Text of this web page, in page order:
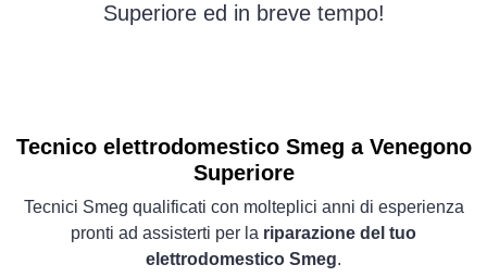
Superiore ed in breve tempo!
Tecnico elettrodomestico Smeg a Venegono
Superiore
Tecnici Smeg qualificati con molteplici anni di esperienza
pronti ad assisterti per la riparazione del tuo
elettrodomestico Smeg.